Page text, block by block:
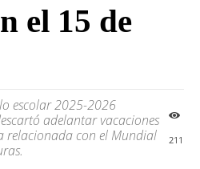
el 15 de
escolar 2025-2026
adelantar vacaciones
relacionada con el Mundial
211